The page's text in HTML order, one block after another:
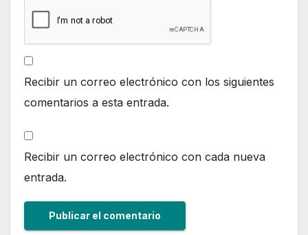
Recibir un correo electrónico con los siguientes
comentarios a esta entrada.
Recibir un correo electrónico con cada nueva
entrada.